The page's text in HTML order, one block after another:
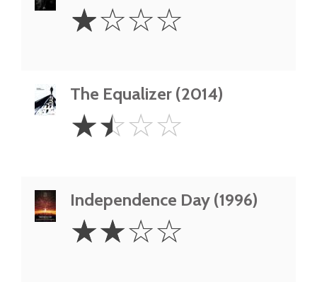
Star
☆☆☆☆
The Equalizer (2014)
1.5
Stars
☆☆☆☆
Independence Day (1996)
Stars
☆☆☆☆